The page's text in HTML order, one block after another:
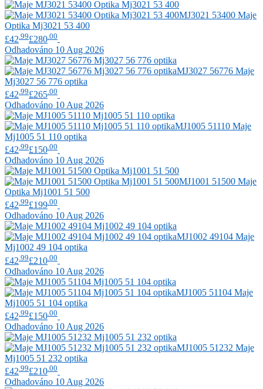
MJ3021 53400 Maje
Optika Mj3021 53 400
£42 .99£280 .00
Odhadováno 10 Aug 2026
MJ3027 56776 Maje
Mj3027 56 776 optika
£42 .99£265 .00
Odhadováno 10 Aug 2026
MJ1005 51110 Maje
Mj1005 51 110 optika
£42 .99£150 .00
Odhadováno 10 Aug 2026
MJ1001 51500 Maje
Optika Mj1001 51 500
£42.99£199.00
Odhadováno 10 Aug 2026
MJ1002 49104 Maje
Mj1002 49 104 optika
£42 .99£210 .00
Odhadováno 10 Aug 2026
MJ1005 51104 Maje
Mj1005 51 104 optika
£42 .99£150 .00
Odhadováno 10 Aug 2026
MJ1005 51232 Maje
Mj1005 51 232 optika
£42.99£210.00
Odhadováno 10 Aug 2026